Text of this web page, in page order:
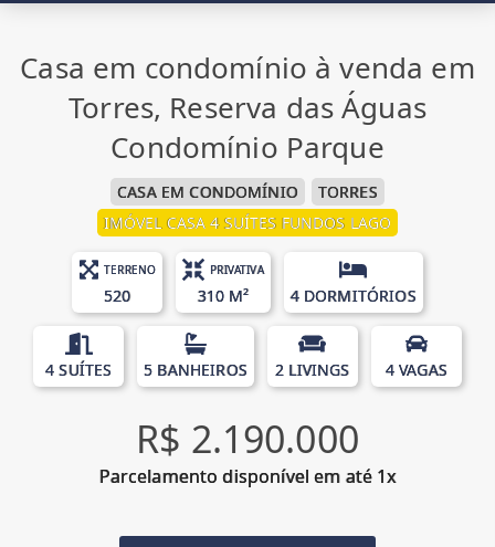
Casa em condomínio à venda em
Torres, Reserva das Águas
Condomínio Parque
CASA EM CONDOMÍNIO
TORRES
IMÓVEL CASA 4 SUÍTES FUNDOS LAGO
TERRENO
520
PRIVATIVA
310 M² 4 DORMITÓRIOS
4 SUÍTES 5 BANHEIROS 2 LIVINGS 4 VAGAS
R$ 2.190.000
Parcelamento disponível em até 1x